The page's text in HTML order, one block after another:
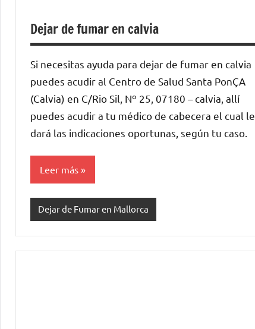
Dejar de fumar en calvia
Si necesitas ayuda para dejar de fumar en calvia
puedes acudir al Centro de Salud Santa PonÇA
(Calvia) en C/Rio Sil, Nº 25, 07180 – calvia, allí
puedes acudir a tu médico de cabecera el cual le
dará las indicaciones oportunas, según tu caso.
Leer más
Dejar de Fumar en Mallorca